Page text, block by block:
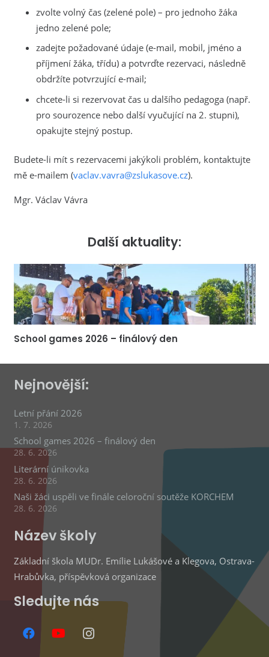
zvolte volný čas (zelené pole) – pro jednoho žáka
jedno zelené pole;
zadejte požadované údaje (e-mail, mobil, jméno a
příjmení žáka, třídu) a potvrďte rezervaci, následně
obdržíte potvrzující e-mail;
chcete-li si rezervovat čas u dalšího pedagoga (např.
pro sourozence nebo další vyučující na 2. stupni),
opakujte stejný postup.
Budete-li mít s rezervacemi jakýkoli problém, kontaktujte
mě e-mailem (vaclav.vavra@zslukasove.cz).
Mgr. Václav Vávra
Další aktuality:
School games 2026 – finálový den
Nejnovější:
Letní přání 2026
1. 7. 2026
School games 2026 – finálový den
28. 6. 2026
Literární únikovka
28. 6. 2026
Naši žáci uspěli ve finále celoroční soutěže KORCHEM
28. 6. 2026
Název školy
Základní škola MUDr. Emílie Lukášové a Klegova, Ostrava-
Hrabůvka, příspěvková organizace
Sledujte nás